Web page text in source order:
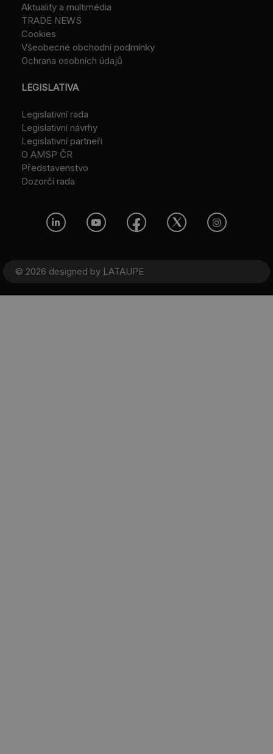
Aktuality a multimédia
TRADE NEWS
Cookies
Všeobecné obchodní podmínky
Ochrana osobních údajů
LEGISLATIVA
Legislativní rada
Legislativní návrhy
Legislativní partneři
O AMSP ČR
Představenstvo
Dozorčí rada
© 2026 designed by LATAUPE